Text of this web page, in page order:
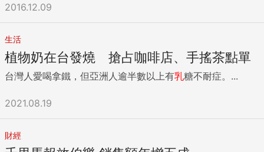
2016.12.09
生活
植物奶在台發燒 搶占咖啡店、手搖茶點單
台灣人愛喝拿鐵，但亞洲人逾半數以上有乳糖不耐症。...
2021.08.19
財經